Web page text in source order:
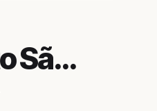
Loteamento São Raimundo